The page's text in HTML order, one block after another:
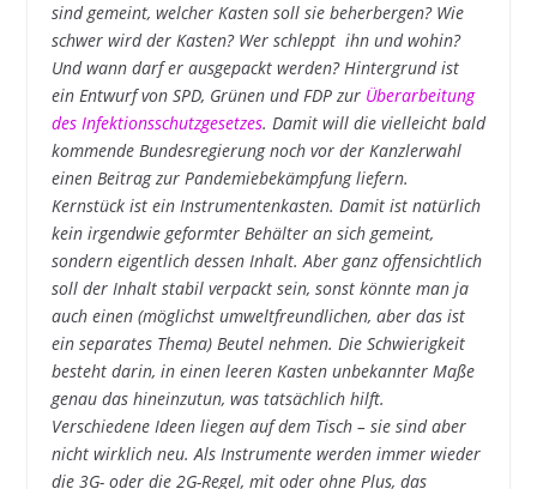
sind gemeint, welcher Kasten soll sie beherbergen? Wie
schwer wird der Kasten? Wer schleppt ihn und wohin?
Und wann darf er ausgepackt werden? Hintergrund ist
ein Entwurf von SPD, Grünen und FDP zur Überarbeitung
des Infektionsschutzgesetzes. Damit will die vielleicht bald
kommende Bundesregierung noch vor der Kanzlerwahl
einen Beitrag zur Pandemiebekämpfung liefern.
Kernstück ist ein Instrumentenkasten. Damit ist natürlich
kein irgendwie geformter Behälter an sich gemeint,
sondern eigentlich dessen Inhalt. Aber ganz offensichtlich
soll der Inhalt stabil verpackt sein, sonst könnte man ja
auch einen (möglichst umweltfreundlichen, aber das ist
ein separates Thema) Beutel nehmen. Die Schwierigkeit
besteht darin, in einen leeren Kasten unbekannter Maße
genau das hineinzutun, was tatsächlich hilft.
Verschiedene Ideen liegen auf dem Tisch – sie sind aber
nicht wirklich neu. Als Instrumente werden immer wieder
die 3G- oder die 2G-Regel, mit oder ohne Plus, das